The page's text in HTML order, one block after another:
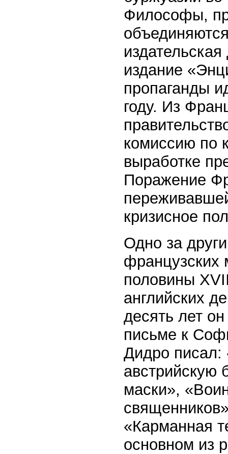
Философы,
издание
пропаганды
году. Из
комиссию по
выработке
Поражение
кризисное
Одно за
французских
половины
английских
десять лет
письме к
Дидро
австрийскую
маски»,
«Карманная
основном из